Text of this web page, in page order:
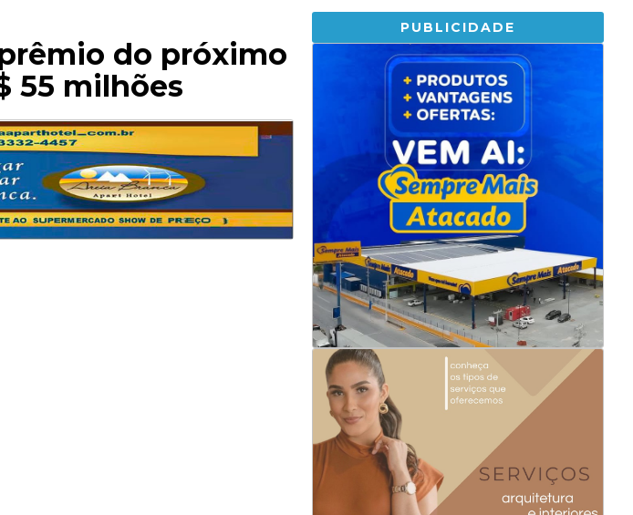
do próximo
55 milhões
PUBLICIDADE